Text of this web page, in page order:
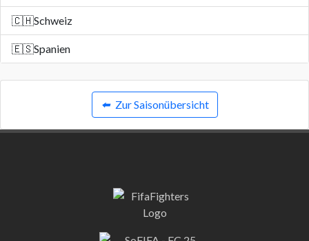
🇨🇭Schweiz
🇪🇸Spanien
⬅️ Zur Saisonübersicht